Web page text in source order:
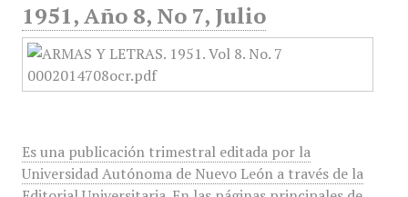
1951, Año 8, No 7, Julio
Es una publicación trimestral editada por la
Universidad Autónoma de Nuevo León a través de la